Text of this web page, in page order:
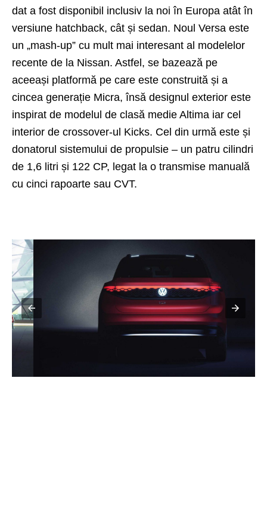
dat a fost disponibil inclusiv la noi în Europa atât în
versiune hatchback, cât și sedan. Noul Versa este
un „mash-up” cu mult mai interesant al modelelor
recente de la Nissan. Astfel, se bazează pe
aceeași platformă pe care este construită și a
cincea generație Micra, însă designul exterior este
inspirat de modelul de clasă medie Altima iar cel
interior de crossover-ul Kicks. Cel din urmă este și
donatorul sistemului de propulsie – un patru cilindri
de 1,6 litri și 122 CP, legat la o transmise manuală
cu cinci rapoarte sau CVT.